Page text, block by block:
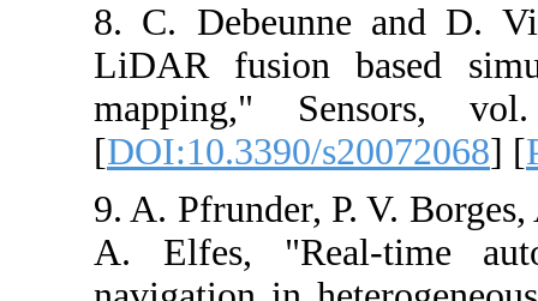
8. C.
LiDAR fusion
mapping,"
[DOI:10.3390/
9. A. Pfrunder,
A. Elfes,